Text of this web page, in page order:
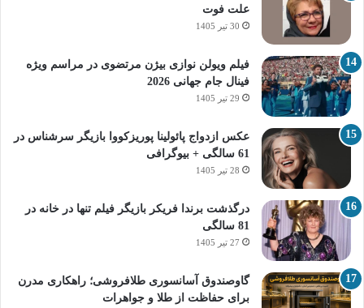
علت فوت
30 تیر 1405
فیلم ویولن نوازی بیژن مرتضوی در مراسم ویژه
فینال جام جهانی 2026
29 تیر 1405
عکس ازدواج پائولینا پوریزکووا بازیگر سرشناس در
61 سالگی + بیوگرافی
28 تیر 1405
درگذشت برندا فریکر بازیگر فیلم تنها در خانه در
81 سالگی
27 تیر 1405
گاوصندوق آسانسوری طلافروشی؛ راهکاری مدرن
برای حفاظت از طلا و جواهرات